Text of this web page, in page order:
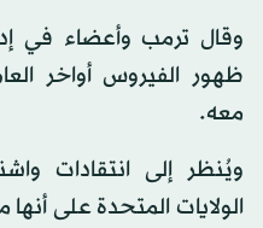
وقال ترمب وأعضاء في
ظهور الفيروس أواخر
معه.
ويُنظر إلى انتقادات
الولايات المتحدة على